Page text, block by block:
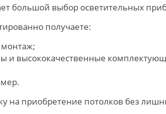
большой выбор осветительных
получаете:
и высококачественные
на приобретение потолков без